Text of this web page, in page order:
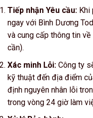
Tiếp nhận Yêu cầu: Khi
ngay với Bình Dương
và cung cấp thông tin
cần).
Xác minh Lỗi: Công ty
kỹ thuật đến địa điểm
định nguyên nhân lỗi
trong vòng 24 giờ làm